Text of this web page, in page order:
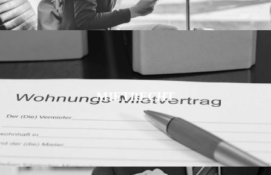
MIETRECHT